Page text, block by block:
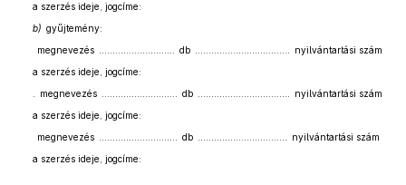
a szerzés ideje, jogcíme:
b) gyűjtemény:
megnevezés ............................ db ................................... nyilvántartási szám
a szerzés ideje, jogcíme:
. megnevezés ............................ db .................................. nyilvántartási szám
a szerzés ideje, jogcíme:
megnevezés ............................. db ................................. nyilvántartási szám
a szerzés ideje, jogcíme: